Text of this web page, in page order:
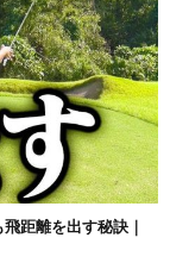
距離を出す秘訣｜